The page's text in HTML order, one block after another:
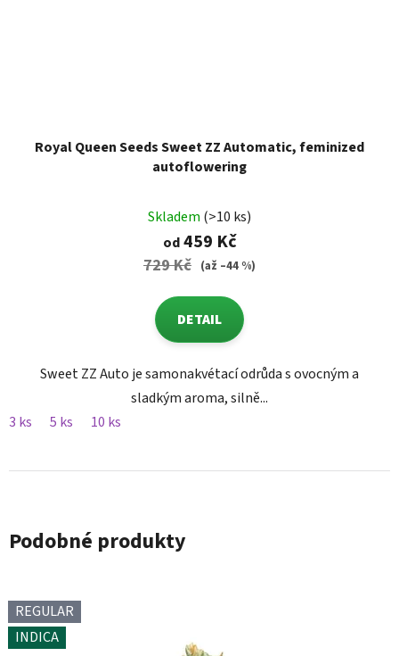
Royal Queen Seeds Sweet ZZ Automatic, feminized
autoflowering
Skladem (>10 ks)
od459 Kč
729 Kč (až –44 %)
DETAIL
Sweet ZZ Auto je samonakvétací odrůda s ovocným a
sladkým aroma, silně...
3 ks
5 ks 10 ks
Podobné produkty
REGULAR
INDICA